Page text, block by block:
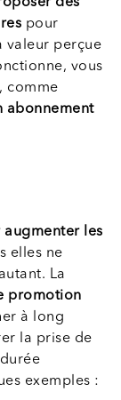
des
pour
valeur perçue
vous
comme
abonnement
augmenter les
elles ne
La
promotion
à long
la prise de
exemples :